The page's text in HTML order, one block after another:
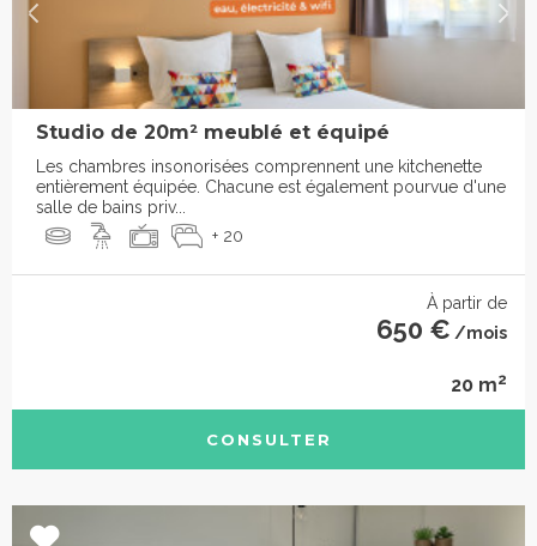
Studio de 20m² meublé et équipé
Les chambres insonorisées comprennent une kitchenette
entièrement équipée. Chacune est également pourvue d'une
salle de bains priv...
+ 20
À partir de
650 € /mois
20 m2
CONSULTER